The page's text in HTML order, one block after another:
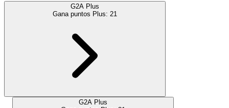
G2A Plus
Gana puntos Plus: 21
G2A Plus